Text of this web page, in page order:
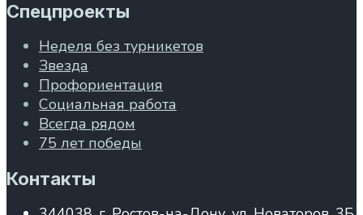
Спецпроекты
Неделя без турникетов
Звезда
Профориентация
Социальная работа
Всегда рядом
75 лет победы
Контакты